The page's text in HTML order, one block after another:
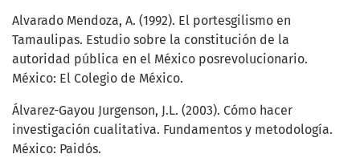
Alvarado Mendoza, A. (1992). El portesgilismo en
Tamaulipas. Estudio sobre la constitución de la
autoridad pública en el México posrevolucionario.
México: El Colegio de México.
Álvarez-Gayou Jurgenson, J.L. (2003). Cómo hacer
investigación cualitativa. Fundamentos y metodología.
México: Paidós.